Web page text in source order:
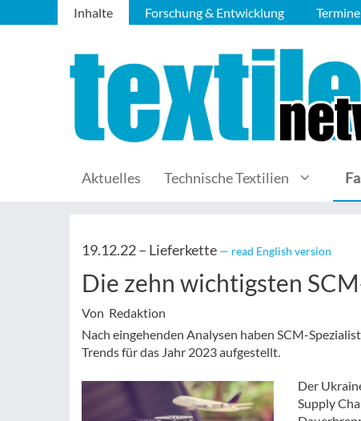
Inhalte Forschung & Entwicklung Termine
Aktuelles Technische Textilien
19.12.22 – Lieferkette — read English version
Die zehn wichtigsten
Von Redaktion
Nach eingehenden Analysen haben SCM-
Trends für das Jahr 2023 aufgestellt.
Der
Supply